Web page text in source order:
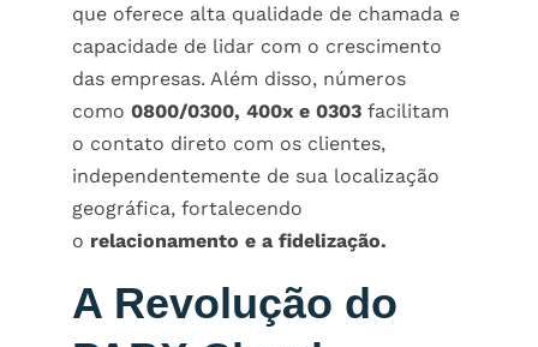
que oferece alta qualidade de chamada e
capacidade de lidar com o crescimento
das empresas. Além disso, números
como 0800/0300, 400x e 0303 facilitam
o contato direto com os clientes,
independentemente de sua localização
geográfica, fortalecendo
o relacionamento e a fidelização.
A Revolução do